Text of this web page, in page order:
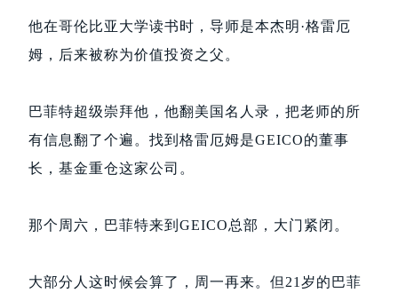
他在哥伦比亚大学读书时，导师是本杰明·格雷厄
姆，后来被称为价值投资之父。
巴菲特超级崇拜他，他翻美国名人录，把老师的所
有信息翻了个遍。找到格雷厄姆是GEICO的董事
长，基金重仓这家公司。
那个周六，巴菲特来到GEICO总部，大门紧闭。
大部分人这时候会算了，周一再来。但21岁的巴菲